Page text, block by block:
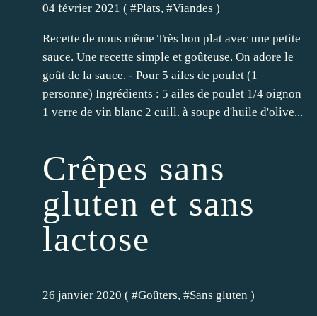
04 février 2021 ( #Plats, #Viandes )
Recette de nous même Très bon plat avec une petite
sauce. Une recette simple et goûteuse. On adore le
goût de la sauce. - Pour 5 ailes de poulet (1
personne) Ingrédients : 5 ailes de poulet 1/4 oignon
1 verre de vin blanc 2 cuill. à soupe d'huile d'olive...
Crêpes sans
gluten et sans
lactose
26 janvier 2020 ( #Goûters, #Sans gluten )